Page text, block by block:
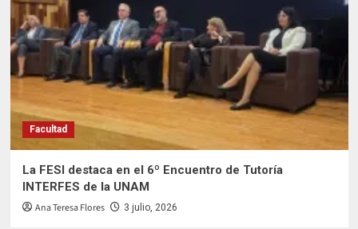
Facultad
La FESI destaca en el 6º Encuentro de Tutoría
INTERFES de la UNAM
Ana Teresa Flores 3 julio, 2026